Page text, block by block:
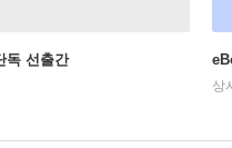
독 선출간
상